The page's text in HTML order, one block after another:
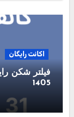
اکانت رایگان
1405